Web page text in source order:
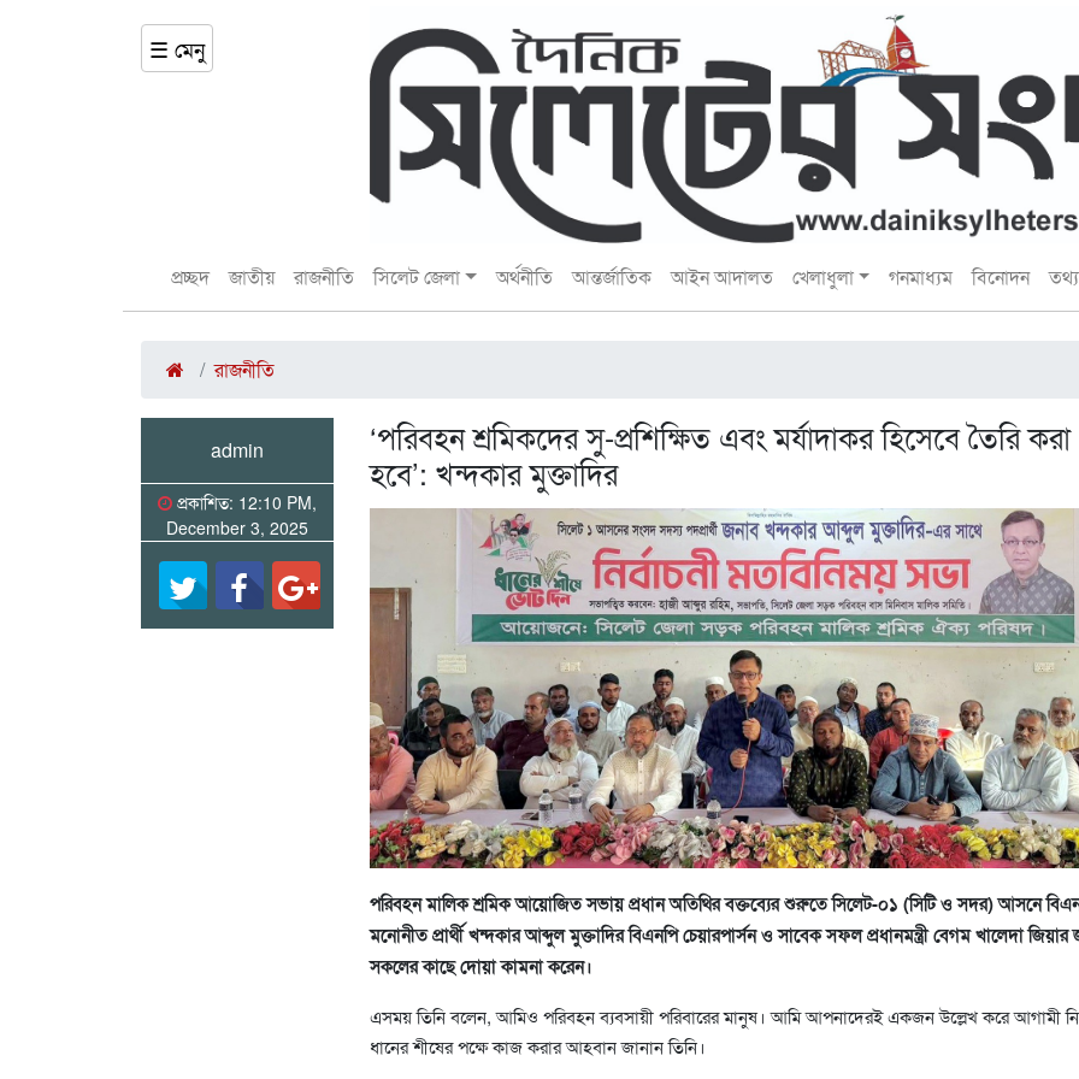
☰ মেনু
প্রচ্ছদ জাতীয় রাজনীতি সিলেট জেলা অর্থনীতি আন্তর্জাতিক আইন আদালত খেলাধুলা গনমাধ্যম বিনোদন তথ্য
রাজনীতি
admin
প্রকাশিত: 12:10 PM,
December 3, 2025
‘পরিবহন শ্রমিকদের সু-প্রশিক্ষিত এবং মর্যাদাকর হিসেবে তৈরি করা
হবে’: খন্দকার মুক্তাদির
পরিবহন মালিক শ্রমিক আয়োজিত সভায় প্রধান অতিথির বক্তব্যের শুরুতে সিলেট-০১ (সিটি ও সদর) আসনে
মনোনীত প্রার্থী খন্দকার আব্দুল মুক্তাদির বিএনপি চেয়ারপার্সন ও সাবেক সফল প্রধানমন্ত্রী বেগম খালেদা জিয়ার
সকলের কাছে দোয়া কামনা করেন।
এসময় তিনি বলেন, আমিও পরিবহন ব্যবসায়ী পরিবারের মানুষ। আমি আপনাদেরই একজন উল্লেখ করে আগামী
ধানের শীষের পক্ষে কাজ করার আহবান জানান তিনি।